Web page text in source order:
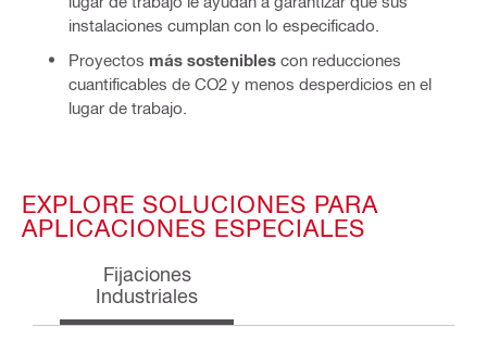
instalaciones cumplan con lo especificado.
Proyectos más sostenibles con reducciones
cuantificables de CO2 y menos desperdicios en el
lugar de trabajo.
EXPLORE SOLUCIONES PARA
APLICACIONES ESPECIALES
Fijaciones
Industriales